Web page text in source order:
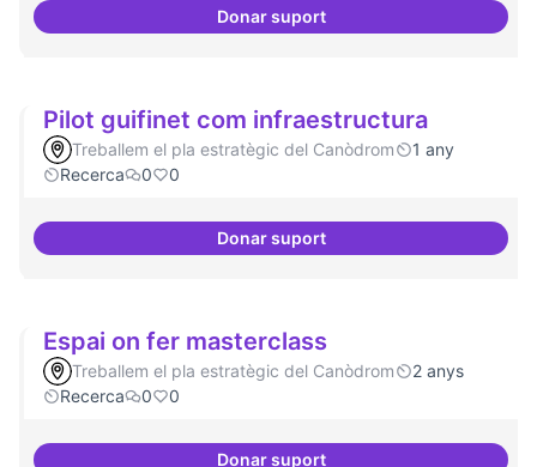
Donar suportBar obert i dinamitzat
Pilot guifinet com infraestructura
Treballem el pla estratègic del Canòdrom
1 any
Recerca
0 0
Donar suportPilot guifinet com
Espai on fer masterclass
Treballem el pla estratègic del Canòdrom
2 anys
Recerca
0 0
Donar suport